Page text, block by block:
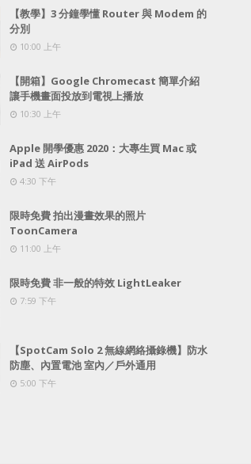
【教學】3 分鐘學懂 Router 與 Modem 的
分別
10:00 上午
【開箱】Google Chromecast 簡單介紹
讓手機畫面投放到電視上播放
10:30 上午
Apple 開學優惠 2020：大專生買 Mac 或
iPad 送 AirPods
4:30 下午
限時免費 拍出漫畫效果的照片
ToonCamera
11:00 上午
限時免費 非一般的特效 LightLeaker
7:59 下午
【SpotCam Solo 2 無線網絡攝錄機】防水
防塵、內置電池 室內／戶外通用
5:00 下午